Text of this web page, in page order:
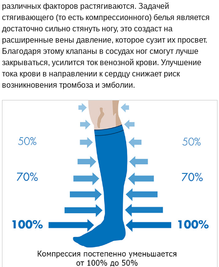
различных факторов растягиваются. Задачей
стягивающего (то есть компрессионного) белья является
достаточно сильно стянуть ногу, это создаст на
расширенные вены давление, которое сузит их просвет.
Благодаря этому клапаны в сосудах ног смогут лучше
закрываться, усилится ток венозной крови. Улучшение
тока крови в направлении к сердцу снижает риск
возникновения тромбоза и эмболии.